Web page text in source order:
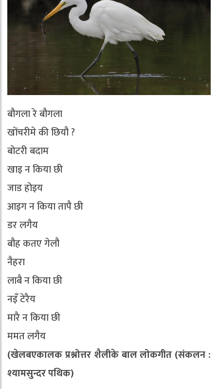
बौगला रे बौगला
खोंचरीमे की छियौ ?
बोटरी बदाम
खाइ न किया छी
जाड होइय
आइग न किया तापै छी
डर लगैय
बौह कतए गेलौ
नैहरा
लाबै न किया छी
नइँ टेरैय
मारै न किया छी
ममत लगैय
(खेलबएकालक प्रश्नोत्तर शैलीके बाल लोकगीत (संकलन :
श्यामसुन्दर पथिक)